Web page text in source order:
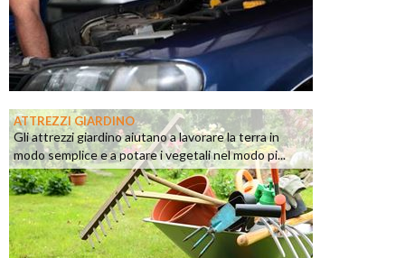
ATTREZZI GIARDINO
Gli attrezzi giardino aiutano a lavorare la terra in
modo semplice e a potare i vegetali nel modo pi...